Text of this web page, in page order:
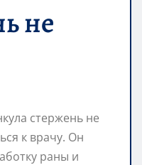
не
стержень не
к врачу. Он
раны и